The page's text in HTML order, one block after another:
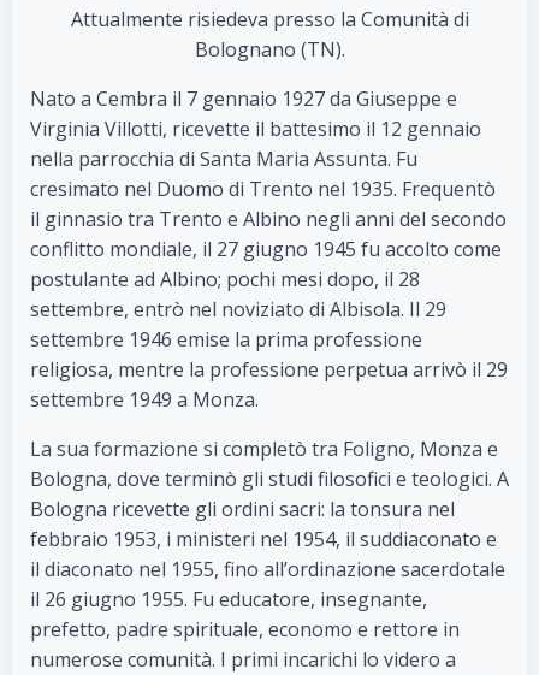
Attualmente risiedeva presso la Comunità di
Bolognano (TN).
Nato a Cembra il 7 gennaio 1927 da Giuseppe e
Virginia Villotti, ricevette il battesimo il 12 gennaio
nella parrocchia di Santa Maria Assunta. Fu
cresimato nel Duomo di Trento nel 1935. Frequentò
il ginnasio tra Trento e Albino negli anni del secondo
conflitto mondiale, il 27 giugno 1945 fu accolto come
postulante ad Albino; pochi mesi dopo, il 28
settembre, entrò nel noviziato di Albisola. Il 29
settembre 1946 emise la prima professione
religiosa, mentre la professione perpetua arrivò il 29
settembre 1949 a Monza.
La sua formazione si completò tra Foligno, Monza e
Bologna, dove terminò gli studi filosofici e teologici. A
Bologna ricevette gli ordini sacri: la tonsura nel
febbraio 1953, i ministeri nel 1954, il suddiaconato e
il diaconato nel 1955, fino all’ordinazione sacerdotale
il 26 giugno 1955. Fu educatore, insegnante,
prefetto, padre spirituale, economo e rettore in
numerose comunità. I primi incarichi lo videro a